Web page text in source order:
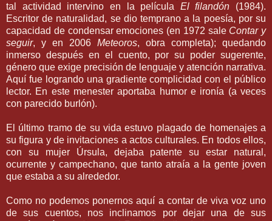
tal actividad intervino en la película El filandón (1984).
Escritor de naturalidad, se dio temprano a la poesía, por su
capacidad de condensar emociones (en 1972 sale Contar y
seguir, y en 2006 Meteoros, obra completa); quedando
inmerso después en el cuento, por su poder sugerente,
género que exige precisión de lenguaje y atención narrativa.
Aquí fue logrando una gradiente complicidad con el público
lector. En este menester aportaba humor e ironía (a veces
con parecido burlón).
El último tramo de su vida estuvo plagado de homenajes a
su figura y de invitaciones a actos culturales. En todos ellos,
con su mujer Úrsula, dejaba patente su estar natural,
ocurrente y campechano, que tanto atraía a la gente joven
que estaba a su alrededor.
Como no podemos ponernos aquí a contar de viva voz uno
de sus cuentos, nos inclinamos por dejar una de sus